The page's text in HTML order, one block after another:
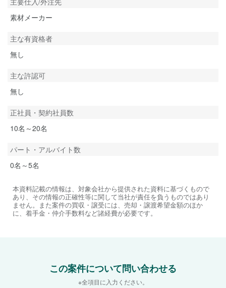
素材メーカー
主な有資格者
無し
主な許認可
無し
正社員・契約社員数
10名～20名
パート・アルバイト数
0名～5名
本資料記載の情報は、対象会社から提供された資料に基づくもので
あり、その情報の正確性等に関して当社が責任を負うものではあり
ません。また案件の買収・譲受には、売却・譲渡希望金額のほか
に、着手金・仲介手数料など諸経費が必要です。